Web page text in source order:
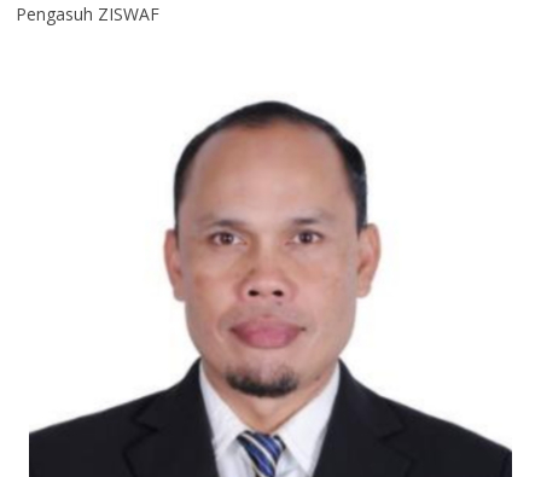
Pengasuh ZISWAF